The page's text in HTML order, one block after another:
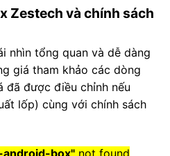
Zestech và chính sách
nhìn tổng quan và dễ dàng
giá tham khảo các dòng
đã được điều chỉnh nếu
lốp) cùng với chính sách